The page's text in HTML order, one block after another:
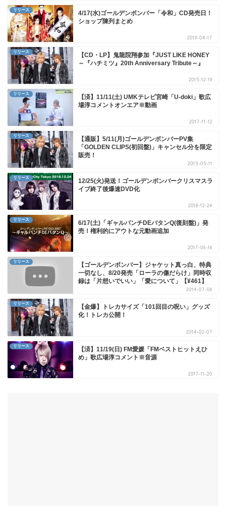
リリース
4/17(水)ゴールデンボンバー「令和」CD発売日！
ショップ陳列まとめ
2019-04-17
リリース
【CD・LP】鬼龍院翔参加『JUST LIKE HONEY
～『ハチミツ』20th Anniversary Tribute～』
2015-12-19
リリース
【済】11/11(土) UMKテレビ宮崎「U-doki」歌広
場淳コメントオンエア※動画
2017-11-12
リリース
【通販】5/11(月)ゴールデンボンバーPV集
「GOLDEN CLIPS(初回盤)」キャンセル分を限定
販売！
2015-05-11
リリース
12/25(火)発送！ゴールデンボンバークリスマスラ
イブ終了後爆速DVD化
2018-12-24
リリース
6/17(土)「ギャルパンチDEバタンQ(復刻盤)」発
売！権利的にアウトな元動画追加
2017-06-16
リリース
【ゴールデンボンバー】ジャケット真っ白、特典
一切なし、8/20発売「ローラの傷だらけ」同時収
録は「片想いでいい」「愛について」【¥461】
2014-07-06
リリース
【金爆】トレカサイズ「101回目の呪い」グッズ
化！トレカ公開！
2014-02-07
リリース
【済】11/19(日) FM愛媛「FMベストヒットえひ
め」歌広場淳コメント※音源
2017-11-20